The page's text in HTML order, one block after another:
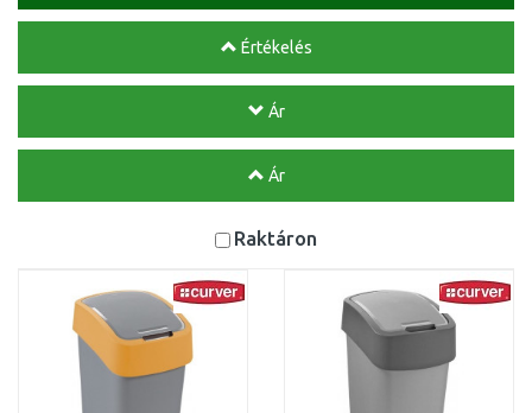
Értékelés
Ár
Ár
Raktáron